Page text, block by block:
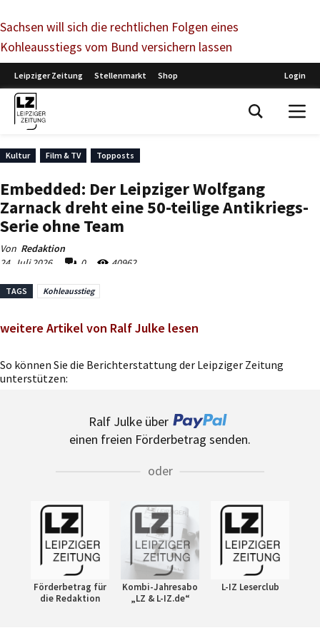
Sachsen will sich die rechtlichen Folgen eines
Kohleausstiegs vom Bund versichern lassen
TAGS Kohleausstieg
weitere Artikel von Ralf Julke lesen
So können Sie die Berichterstattung der Leipziger Zeitung
unterstützen:
Ralf Julke über
einen freien Förderbetrag senden.
oder
Förderbetrag für
die Redaktion
Kombi-Jahresabo
„LZ & L-IZ.de“
L-IZ Leserclub